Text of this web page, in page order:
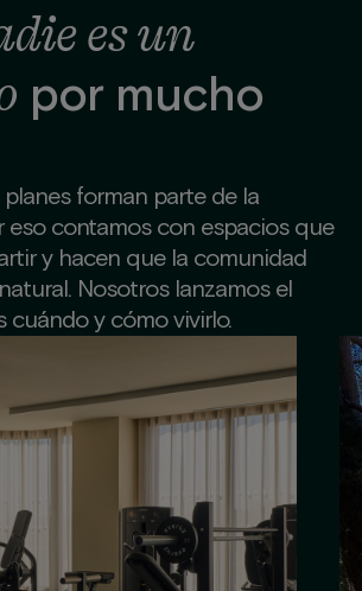
es un
por mucho
planes forman parte de la
eso contamos con espacios que
y hacen que la comunidad
Nosotros lanzamos el
cuándo y cómo vivirlo.